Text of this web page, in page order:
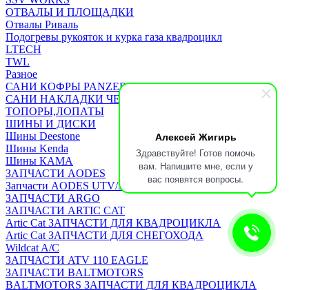
Алексей Жигирь
Здравствуйте! Готов помочь
вам. Напишите мне, если у
вас появятся вопросы.
ОТВАЛЫ И ПЛОЩАДКИ
Отвалы Риваль
Подогревы рукояток и курка газа квадроцикл
LTECH
TWL
Разное
САНИ КОФРЫ PANZERBOX
САНИ НАКЛАДКИ ЧЕХЛЫ Бьюско
ТОПОРЫ,ЛОПАТЫ
ШИНЫ И ДИСКИ
Шины Deestone
Шины Kenda
Шины КАМА
ЗАПЧАСТИ AODES
Запчасти AODES UTV/SSV
ЗАПЧАСТИ ARGO
ЗАПЧАСТИ ARTIC CAT
Artic Cat ЗАПЧАСТИ ДЛЯ КВАДРОЦИКЛА
Artic Cat ЗАПЧАСТИ ДЛЯ СНЕГОХОДА
Wildcat A/C
ЗАПЧАСТИ ATV 110 EAGLE
ЗАПЧАСТИ BALTMOTORS
BALTMOTORS ЗАПЧАСТИ ДЛЯ КВАДРОЦИКЛА